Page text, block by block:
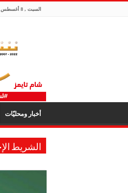
السبت , 8 أغسطس 2026
أخبار ومحليّات
الشريط